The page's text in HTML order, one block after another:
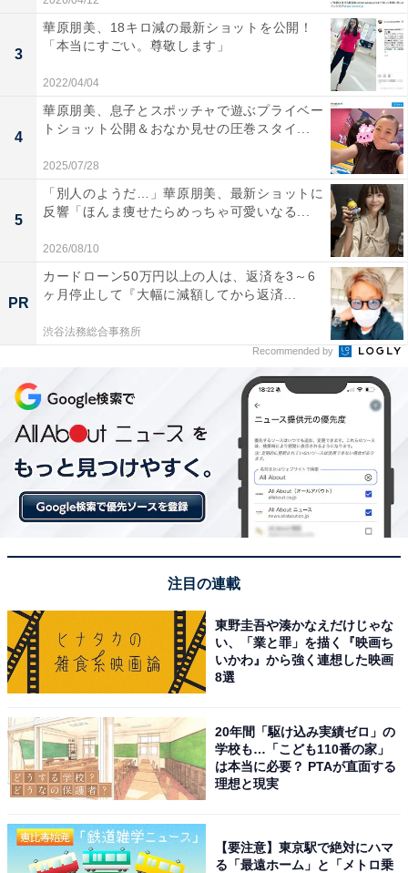
3
華原朋美、18キロ減の最新ショットを公開！
「本当にすごい。尊敬します」
2022/04/04
4
華原朋美、息子とスポッチャで遊ぶプライベー
トショット公開＆おなか見せの圧巻スタイ...
2025/07/28
5
「別人のようだ…」華原朋美、最新ショットに
反響「ほんま痩せたらめっちゃ可愛いなる...
2026/08/10
PR
カードローン50万円以上の人は、返済を3～6
ヶ月停止して『大幅に減額してから返済...
渋谷法務総合事務所
Recommended by
注目の連載
東野圭吾や湊かなえだけじゃな
い、「業と罪」を描く『映画ち
いかわ』から強く連想した映画
8選
20年間「駆け込み実績ゼロ」の
学校も…「こども110番の家」
は本当に必要？ PTAが直面する
理想と現実
【要注意】東京駅で絶対にハマ
る「最遠ホーム」と「メトロ乗